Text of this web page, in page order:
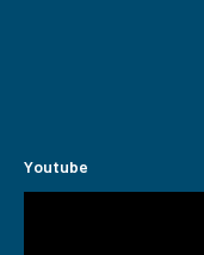
Youtube